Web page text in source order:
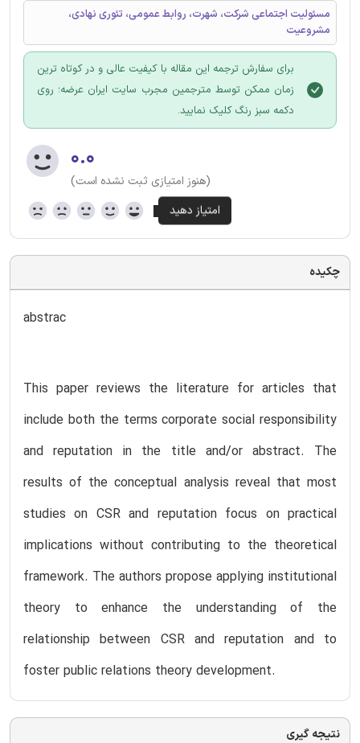
مسئولیت اجتماعی شرکت، شهرت، روابط عمومی، تئوری نهادی،
مشروعیت
برای سفارش ترجمه این مقاله با کیفیت عالی و در کوتاه ترین
زمان ممکن توسط مترجمین مجرب سایت ایران عرضه؛ روی
دکمه سبز رنگ کلیک نمایید.
۰.۰
(هنوز امتیازی ثبت نشده است)
چکیده
abstrac
This paper reviews the literature for articles that
include both the terms corporate social responsibility
and reputation in the title and/or abstract. The
results of the conceptual analysis reveal that most
studies on CSR and reputation focus on practical
implications without contributing to the theoretical
framework. The authors propose applying institutional
theory to enhance the understanding of the
relationship between CSR and reputation and to
foster public relations theory development.
نتیجه گیری